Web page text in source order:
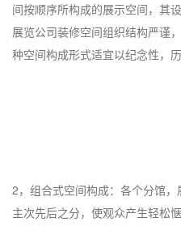
间按顺序所构成的展示空间，其
展览公司装修空间组织结构严谨
种空间构成形式适宜以纪念性，
2，组合式空间构成：各个分馆
主次先后之分，使观众产生轻松